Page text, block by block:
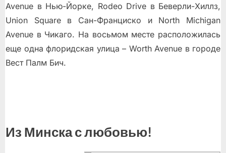
Avenue в Нью-Йорке, Rodeo Drive в Беверли-Хиллз,
Union Square в Сан-Франциско и North Michigan
Avenue в Чикаго. На восьмом месте расположилась
еще одна флоридская улица – Worth Avenue в городе
Вест Палм Бич.
Из Минска с любовью!